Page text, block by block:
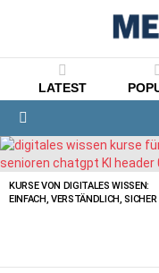
LATEST
LATEST
STORIES
KURSE VON DIGITALES WISSEN:
EINFACH, VERSTÄNDLICH, SICHER